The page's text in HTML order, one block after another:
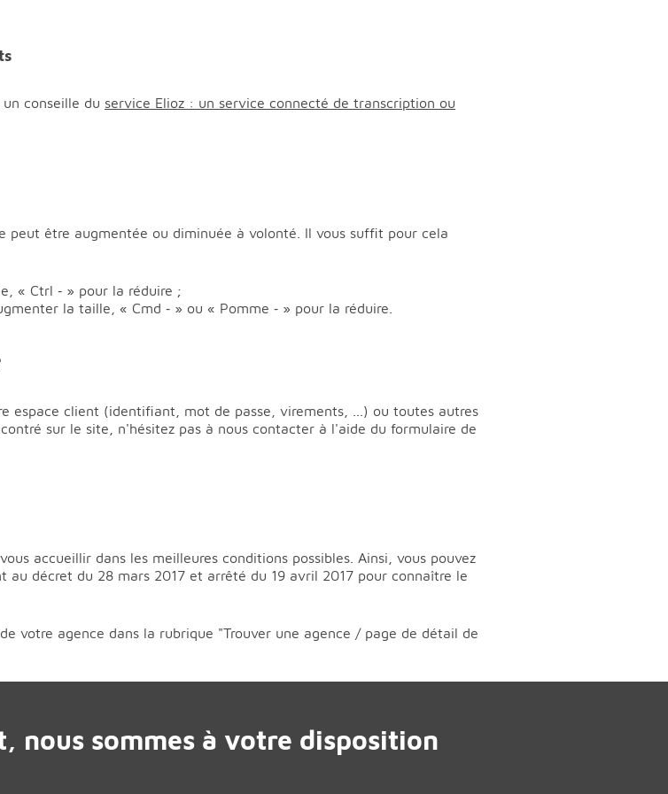
conseille du service Elioz : un service connecté de transcription ou
peut être augmentée ou diminuée à volonté. Il vous suffit pour cela
« Ctrl ‐ » pour la réduire ;
la taille, « Cmd ‐ » ou « Pomme ‐ » pour la réduire.
espace client (identifiant, mot de passe, virements, ...) ou toutes autres
sur le site, n'hésitez pas à nous contacter à l'aide du formulaire de
accueillir dans les meilleures conditions possibles. Ainsi, vous pouvez
au décret du 28 mars 2017 et arrêté du 19 avril 2017 pour connaître le
votre agence dans la rubrique "Trouver une agence / page de détail de
nous sommes à votre disposition